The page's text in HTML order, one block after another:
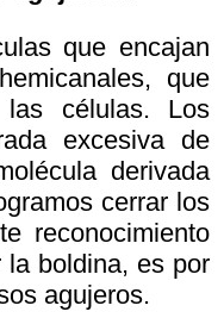
que encajan
que
células. Los
excesiva de
derivada
cerrar los
reconocimiento
boldina, es por
agujeros.